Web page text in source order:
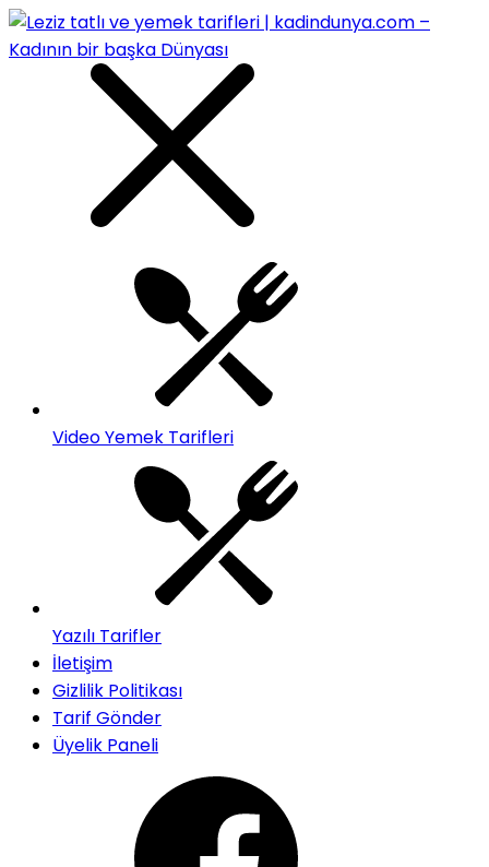
Video Yemek Tarifleri
Yazılı Tarifler
İletişim
Gizlilik Politikası
Tarif Gönder
Üyelik Paneli